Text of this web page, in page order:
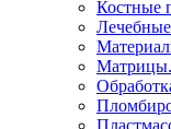
Костные